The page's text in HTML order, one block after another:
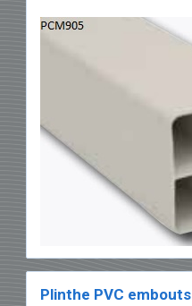
Plinthe PVC embouts